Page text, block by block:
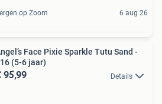
op Zoom 6 aug 26
Face Pixie Sparkle Tutu Sand -
(5-6 jaar)
95,99 Details